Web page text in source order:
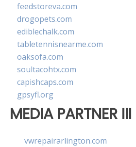
feedstoreva.com
drogopets.com
ediblechalk.com
tabletennisnearme.com
oaksofa.com
soultacohtx.com
capishcaps.com
gpsyfl.org
MEDIA PARTNER III
vwrepairarlington.com